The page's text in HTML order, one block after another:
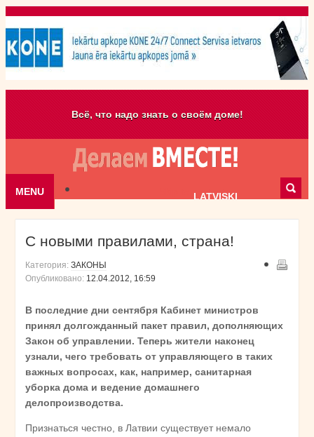
Всё, что надо знать о своём доме!
MENU LATVISKI
Skip to content
С новыми правилами, страна!
Категория: ЗАКОНЫ
Опубликовано: 12.04.2012, 16:59
В последние дни сентября Кабинет министров
принял долгожданный пакет правил, дополняющих
Закон об управлении. Теперь жители наконец
узнали, чего требовать от управляющего в таких
важных вопросах, как, например, санитарная
уборка дома и ведение домашнего
делопроизводства.
Признаться честно, в Латвии существует немало